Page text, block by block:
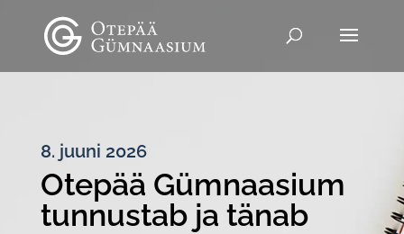
8. juuni 2026
Otepää Gümnaasium
tunnustab ja tänab